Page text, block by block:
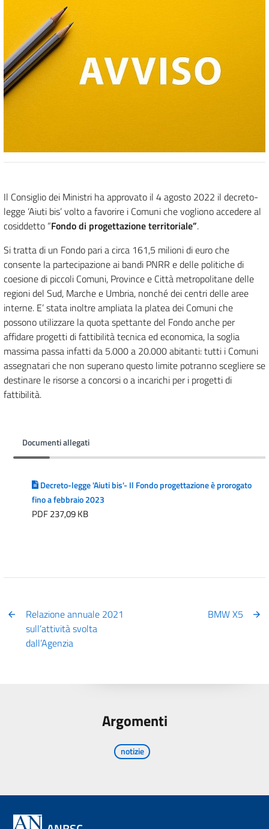
Il Consiglio dei Ministri ha approvato il 4 agosto 2022 il decreto-
legge ‘Aiuti bis’ volto a favorire i Comuni che vogliono accedere al
cosiddetto “Fondo di progettazione territoriale”.
Si tratta di un Fondo pari a circa 161,5 milioni di euro che
consente la partecipazione ai bandi PNRR e delle politiche di
coesione di piccoli Comuni, Province e Città metropolitane delle
regioni del Sud, Marche e Umbria, nonché dei centri delle aree
interne. E’ stata inoltre ampliata la platea dei Comuni che
possono utilizzare la quota spettante del Fondo anche per
affidare progetti di fattibilità tecnica ed economica, la soglia
massima passa infatti da 5.000 a 20.000 abitanti: tutti i Comuni
assegnatari che non superano questo limite potranno scegliere se
destinare le risorse a concorsi o a incarichi per i progetti di
fattibilità.
Documenti allegati
Decreto-legge 'Aiuti bis'- Il Fondo progettazione è prorogato
fino a febbraio 2023
PDF 237,09 KB
Relazione annuale 2021
sull’attività svolta
dall’Agenzia
BMW X5
Argomenti
notizie